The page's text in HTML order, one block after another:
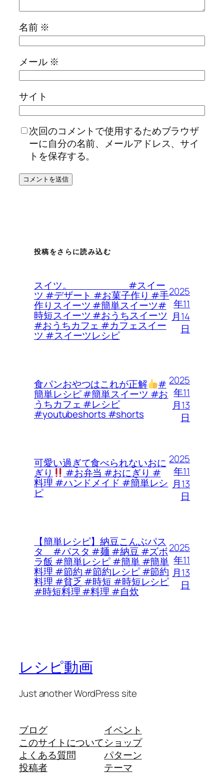
名前 ※
メール ※
サイト
次回のコメントで使用するためブラウザ
ーに自分の名前、メールアドレス、サイ
トを保存する。
投稿をさらに読み込む
スイツ。 #スイー
ツ #デザート #お菓子作り #手
作りスイーツ #簡単スイーツ#
時短スイーツ #おうちスイーツ
#おうちカフェ #カフェスイー
ツ #スイーツレシピ
2025
年11
月14
日
食パンおやつはこれが正解 #
簡単レシピ #簡単スイーツ #お
うちカフェ #レシピ
#youtubeshorts #shorts
2025
年11
月13
日
可愛い過ぎて食べられないおに
ぎり #お弁当 #おにぎり #
料理 #ハンドメイド #簡単レシ
ピ
2025
年11
月13
日
【簡単レシピ】納豆こんぶパス
タ #パスタ #麺 #納豆 #ズボ
ラ飯 #簡単レシピ #簡単 #簡単
料理 #節約 #節約レシピ #節約
料理 #貧乏 #時短 #時短レシピ
#時短料理 #料理 #自炊
2025
年11
月13
日
レシピ動画
Just another WordPress site
ブログ
このサイトについて
よくある質問
投稿者
イベント
ショップ
パターン
テーマ